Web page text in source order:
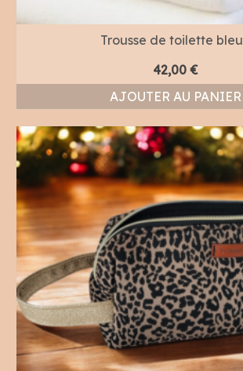
Trousse de toilette
42,00 €
AJOUTER AU PANIER